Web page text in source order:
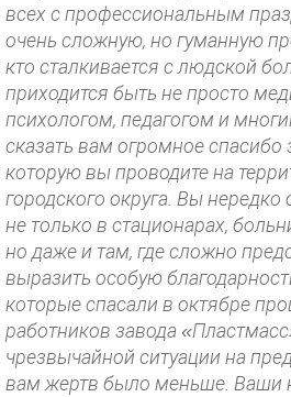
всех с профессиональным
очень сложную, но гуманную
кто сталкивается с людской
приходится быть не просто
психологом, педагогом и
сказать вам огромное спасибо
которую вы проводите на
городского округа. Вы
не только в стационарах,
но даже и там, где сложно
выразить особую
которые спасали в октябре
работников завода
чрезвычайной ситуации на
вам жертв было меньше. Ваши